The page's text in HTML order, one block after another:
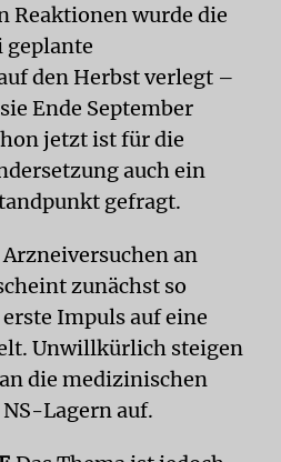
Reaktionen wurde die
geplante
den Herbst verlegt –
Ende September
jetzt ist für die
auch ein
gefragt.
an
zunächst so
Impuls auf eine
Unwillkürlich steigen
die medizinischen
Lagern auf.